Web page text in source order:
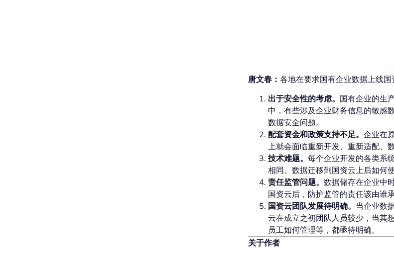
唐文春： 各地在要求国有企业数据上线
出于安全性的考虑。 国有企业的生
中，有些涉及企业财务信息的敏感
数据安全问题。
配套资金和政策支持不足。 企业在
上就会面临重新开发、重新适配、
技术难题。 每个企业开发的各类系
相同。数据迁移到国资云上后如何
责任监管问题。 数据储存在企业中
国资云后，防护监管的责任该由谁承
国资云团队发展待明确。 当企业数
云在成立之初团队人员较少，当其
员工如何管理等，都亟待明确。
关于作者